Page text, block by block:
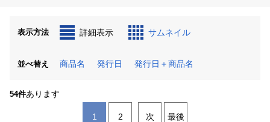
表示方法 詳細表示 サムネイル
並べ替え 商品名 発行日 発行日＋商品名
54件あります
1 2 次 最後